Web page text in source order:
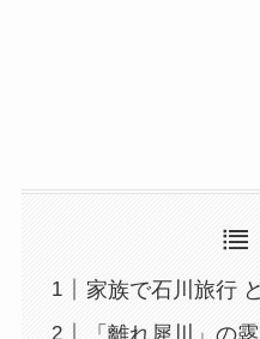
家族で石川旅行
「離れ犀川」の